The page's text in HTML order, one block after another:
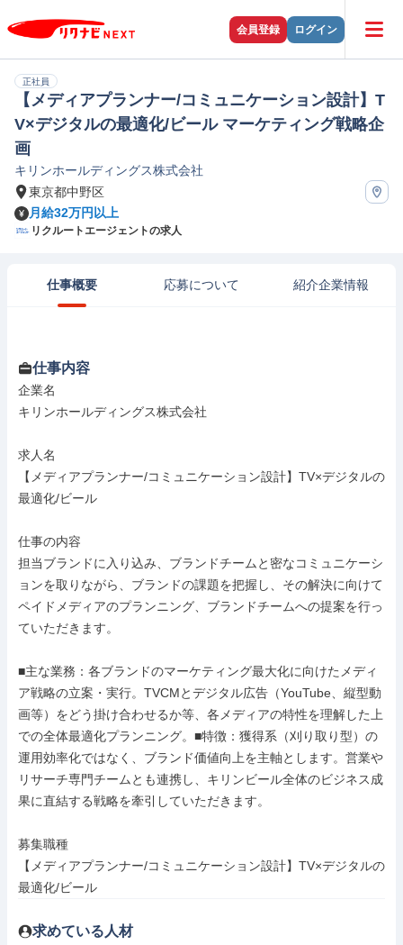
会員登録 ログイン
正社員
【メディアプランナー/コミュニケーション設計】T
V×デジタルの最適化/ビール マーケティング戦略企
画
キリンホールディングス株式会社
東京都中野区
月給32万円以上
リクルートエージェントの求人
仕事概要 応募について 紹介企業情報
仕事内容
企業名
キリンホールディングス株式会社
求人名
【メディアプランナー/コミュニケーション設計】TV×デジタルの
最適化/ビール
仕事の内容
担当ブランドに入り込み、ブランドチームと密なコミュニケーシ
ョンを取りながら、ブランドの課題を把握し、その解決に向けて
ペイドメディアのプランニング、ブランドチームへの提案を行っ
ていただきます。
■主な業務：各ブランドのマーケティング最大化に向けたメディ
ア戦略の立案・実行。TVCMとデジタル広告（YouTube、縦型動
画等）をどう掛け合わせるか等、各メディアの特性を理解した上
での全体最適化プランニング。■特徴：獲得系（刈り取り型）の
運用効率化ではなく、ブランド価値向上を主軸とします。営業や
リサーチ専門チームとも連携し、キリンビール全体のビジネス成
果に直結する戦略を牽引していただきます。
募集職種
【メディアプランナー/コミュニケーション設計】TV×デジタルの
最適化/ビール
求めている人材